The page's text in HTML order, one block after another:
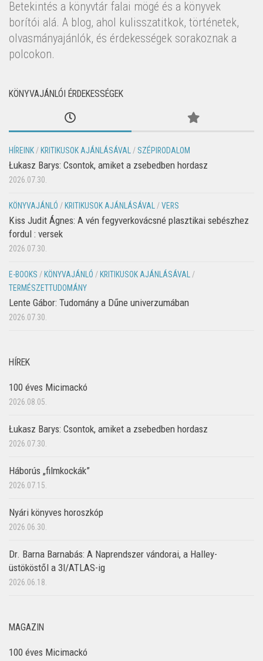
Betekintés a könyvtár falai mögé és a könyvek
borítói alá. A blog, ahol kulisszatitkok, történetek,
olvasmányajánlók, és érdekességek sorakoznak a
polcokon.
KÖNYVAJÁNLÓI ÉRDEKESSÉGEK
HÍREINK / KRITIKUSOK AJÁNLÁSÁVAL / SZÉPIRODALOM
Łukasz Barys: Csontok, amiket a zsebedben hordasz
2026.07.30.
KÖNYVAJÁNLÓ / KRITIKUSOK AJÁNLÁSÁVAL /VERS
Kiss Judit Ágnes: A vén fegyverkovácsné plasztikai sebészhez
fordul : versek
2026.07.30.
E-BOOKS / KÖNYVAJÁNLÓ / KRITIKUSOK AJÁNLÁSÁVAL
/
TERMÉSZETTUDOMÁNY
Lente Gábor: Tudomány a Dűne univerzumában
2026.07.30.
HÍREK
100 éves Micimackó
2026.08.05.
Łukasz Barys: Csontok, amiket a zsebedben hordasz
2026.07.30.
Háborús „filmkockák”
2026.07.15.
Nyári könyves horoszkóp
2026.06.30.
Dr. Barna Barnabás: A Naprendszer vándorai, a Halley-
üstököstől a 3I/ATLAS-ig
2026.06.18.
MAGAZIN
100 éves Micimackó